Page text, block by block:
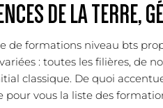
DE LA TERRE,
formations niveau bts
: toutes les filières, de
classique. De quoi
pour vous la liste des